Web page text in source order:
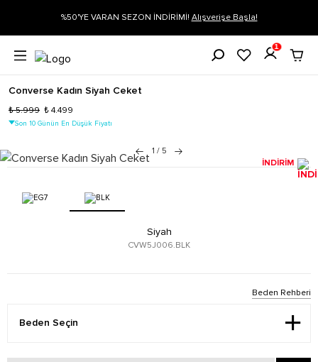
%50'YE VARAN SEZON İNDİRİMİ! Alışverişe Başla!
1
Converse Kadın Siyah Ceket
₺ 5.999 ₺ 4.499
Son 10 Günün En Düşük Fiyatı
1 / 5
İNDİRİM
Siyah
CVW5J006.BLK
Beden Rehberi